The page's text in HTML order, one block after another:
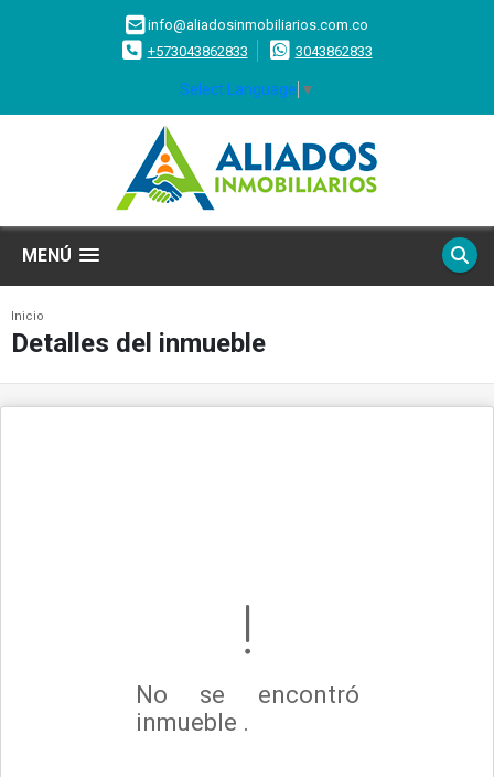
info@aliadosinmobiliarios.com.co
+573043862833
3043862833
Select Language ▼
MENÚ
Inicio
Detalles del inmueble
No se encontró
inmueble .